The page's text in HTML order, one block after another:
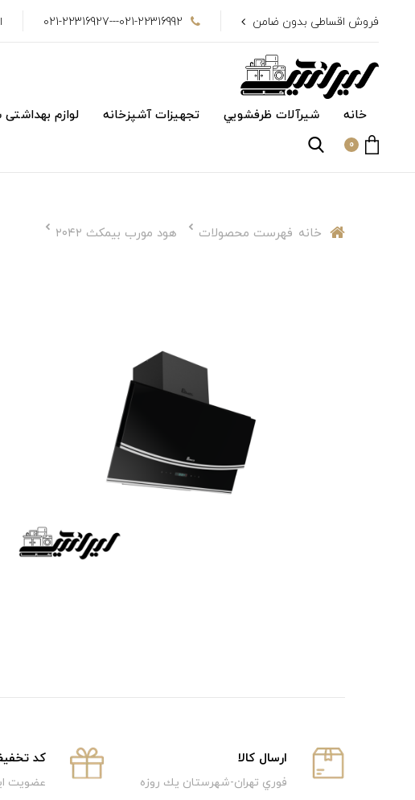
فروش اقساطی بدون ضامن 021-22316992---021-22316927
خانه شیرآلات ظرفشويي تجهیزات آشپزخانه لوازم
0
خانه فهرست محصولات هود مورب بیمکث ۲۰۴۲
ارسال كالا
فوري تهران-شهرستان يك روزه
كد
عضویت